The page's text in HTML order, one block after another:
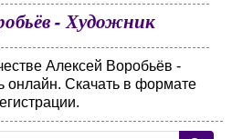
- Художник
Алексей Воробьёв -
онлайн. Скачать в формате